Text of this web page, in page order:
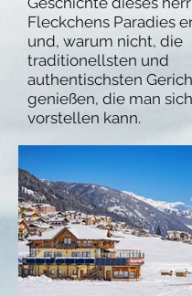
Fleckchens Paradies
und, warum nicht, die
traditionellsten und
authentischsten
genießen, die man sich
vorstellen kann.